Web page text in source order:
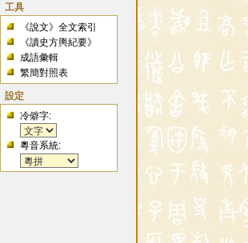
工具
《說文》全文索引
《讀史方輿紀要》
成語彙輯
繁簡對照表
設定
冷僻字:
粵音系統: